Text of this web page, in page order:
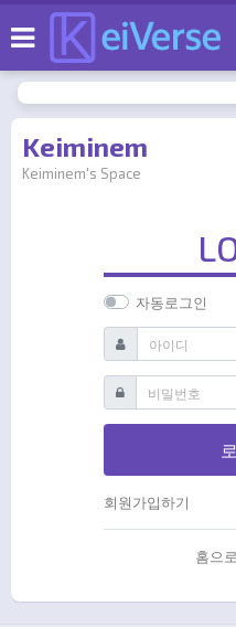
Keiminem
Keiminem's Space
자동로그인
아이디
필수
비밀번호 필수
회원가입하기
홈으